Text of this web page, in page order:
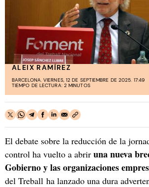
ALEIX RAMÍREZ
BARCELONA. VIERNES, 12 DE SEPTIEMBRE DE 2025. 17:49
TIEMPO DE LECTURA: 2 MINUTOS
El debate sobre la reducción de la
control ha vuelto a abrir una nueva
Gobierno y las organizaciones
del Treball ha lanzado una dura